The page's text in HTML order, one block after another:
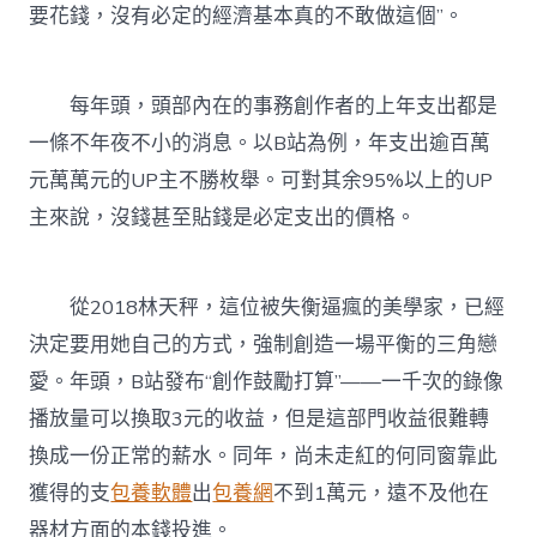
要花錢，沒有必定的經濟基本真的不敢做這個”。
每年頭，頭部內在的事務創作者的上年支出都是
一條不年夜不小的消息。以B站為例，年支出逾百萬
元萬萬元的UP主不勝枚舉。可對其余95%以上的UP
主來說，沒錢甚至貼錢是必定支出的價格。
從2018林天秤，這位被失衡逼瘋的美學家，已經
決定要用她自己的方式，強制創造一場平衡的三角戀
愛。年頭，B站發布“創作鼓勵打算”——一千次的錄像
播放量可以換取3元的收益，但是這部門收益很難轉
換成一份正常的薪水。同年，尚未走紅的何同窗靠此
獲得的支包養軟體出包養網不到1萬元，遠不及他在
器材方面的本錢投進。